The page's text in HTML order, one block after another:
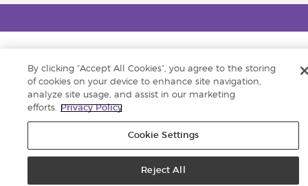
By clicking “Accept All Cookies”, you agree to the storing
of cookies on your device to enhance site navigation,
analyze site usage, and assist in our marketing
efforts.
Privacy Policy
Cookie Settings
Reject All